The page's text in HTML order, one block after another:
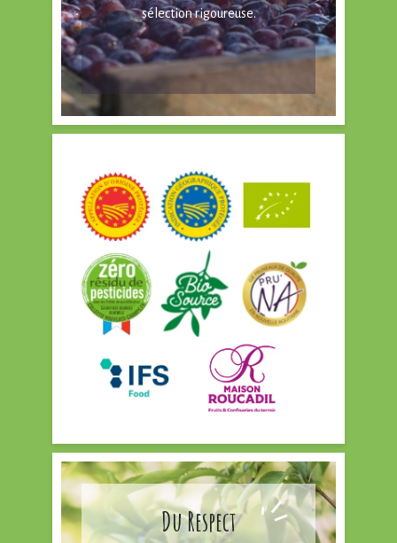
sélection rigoureuse.
Du Respect